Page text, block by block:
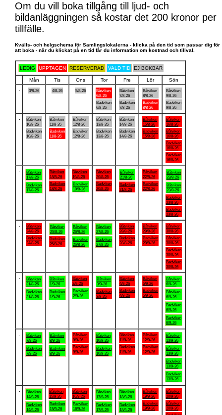
Om du vill boka tillgång till ljud- och
bildanläggningen så kostar det 200 kronor per
tillfälle.
Kvälls- och helgschema för Samlingslokalerna - klicka på den tid som passar dig för
att boka - när du klickat på en tid får du information om kostnad och tillval.
LEDIG UPPTAGEN RESERVERAD VALD TID EJ BOKBAR
Mån Tis Ons Tor Fre Lör
Sön
3/8-26 4/8-26 5/8-26
Båtviken
6/8-26
Badviken
6/8-26
Båtviken
7/8-26
Badviken
7/8-26
Båtviken
8/8-26
Badviken
8/8-26
Båtviken
9/8-26
Badviken
9/8-26
Båtviken
10/8-26
Badviken
10/8-26
Båtviken
11/8-26
Badviken
11/8-26
Båtviken
12/8-26
Badviken
12/8-26
Båtviken
13/8-26
Badviken
13/8-26
Båtviken
14/8-26
Badviken
14/8-26
Båtviken
15/8-26
Badviken
15/8-26
Båtviken
16/8-26
Båtviken
16/8-26
Badviken
16/8-26
Badviken
16/8-26
Båtviken
17/8-26
Badviken
17/8-26
Båtviken
18/8-26
Badviken
18/8-26
Båtviken
19/8-26
Badviken
19/8-26
Båtviken
20/8-26
Badviken
20/8-26
Båtviken
21/8-26
Badviken
21/8-26
Båtviken
22/8-26
Badviken
22/8-26
Båtviken
23/8-26
Båtviken
23/8-26
Badviken
23/8-26
Badviken
23/8-26
Båtviken
24/8-26
Badviken
24/8-26
Båtviken
25/8-26
Badviken
25/8-26
Båtviken
26/8-26
Badviken
26/8-26
Båtviken
27/8-26
Badviken
27/8-26
Båtviken
28/8-26
Badviken
28/8-26
Båtviken
29/8-26
Badviken
29/8-26
Båtviken
30/8-26
Båtviken
30/8-26
Badviken
30/8-26
Badviken
30/8-26
Båtviken
31/8-26
Badviken
31/8-26
Båtviken
1/9-26
Badviken
1/9-26
Båtviken
2/9-26
Badviken
2/9-26
Båtviken
3/9-26
Badviken
3/9-26
Båtviken
4/9-26
Badviken
4/9-26
Båtviken
5/9-26
Badviken
5/9-26
Båtviken
6/9-26
Båtviken
6/9-26
Badviken
6/9-26
Badviken
6/9-26
Båtviken
7/9-26
Badviken
7/9-26
Båtviken
8/9-26
Badviken
8/9-26
Båtviken
9/9-26
Badviken
9/9-26
Båtviken
10/9-26
Badviken
10/9-26
Båtviken
11/9-26
Badviken
11/9-26
Båtviken
12/9-26
Badviken
12/9-26
Båtviken
13/9-26
Båtviken
13/9-26
Badviken
13/9-26
Badviken
13/9-26
Båtviken
14/9-26
Badviken
14/9-26
Båtviken
15/9-26
Badviken
15/9-26
Båtviken
16/9-26
Badviken
16/9-26
Båtviken
17/9-26
Badviken
17/9-26
Båtviken
18/9-26
Badviken
18/9-26
Båtviken
19/9-26
Badviken
19/9-26
Båtviken
20/9-26
Båtviken
20/9-26